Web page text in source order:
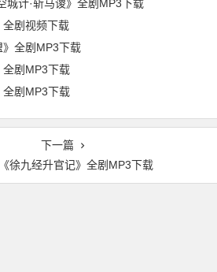
城计·斩马谡》全剧MP3下载
全剧视频下载
全剧MP3下载
全剧MP3下载
全剧MP3下载
下一篇
徐九经升官记》全剧MP3下载